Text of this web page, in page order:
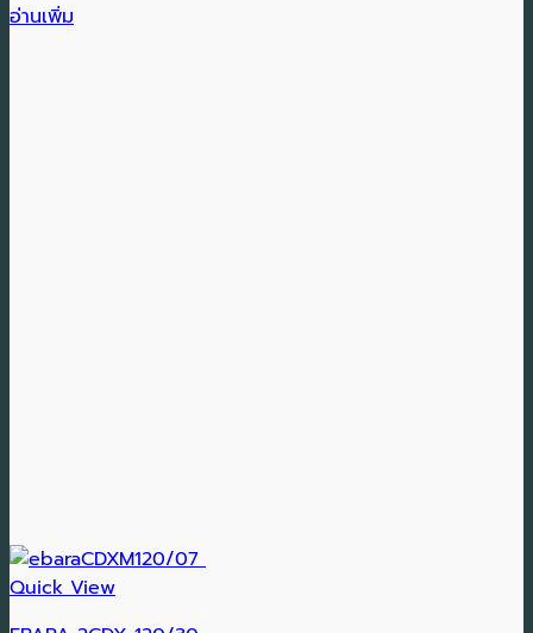
อ่านเพิ่ม
Quick View